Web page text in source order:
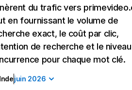
du trafic vers
en fournissant le volume de
exact, le coût par clic,
de recherche et le
pour chaque mot clé.
Indejuin 2026